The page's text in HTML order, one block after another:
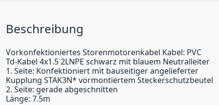
Beschreibung
Vorkonfektioniertes Storenmotorenkabel Kabel: PVC
Td-Kabel 4x1.5 2LNPE schwarz mit blauem Neutralleiter
1. Seite: Konfektioniert mit bauseitiger angelieferter
Kupplung STAK3N* vormontiertem Steckerschutzbeutel
2. Seite: gerade abgeschnitten
Länge: 7.5m